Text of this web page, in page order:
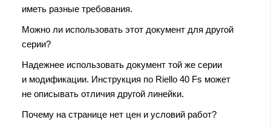
иметь разные требования.
Можно ли использовать этот документ для другой
серии?
Надежнее использовать документ той же серии
и модификации. Инструкция по Riello 40 Fs может
не описывать отличия другой линейки.
Почему на странице нет цен и условий работ?